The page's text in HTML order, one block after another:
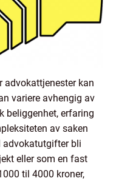
kan
variere avhengig av
beliggenhet, erfaring
av saken
advokatutgifter bli
eller som en fast
til 4000 kroner,